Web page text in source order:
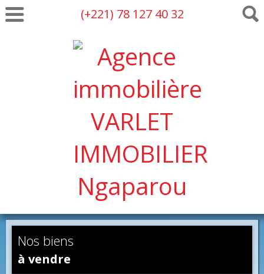
(+221) 78 127 40 32
Nos biens
à vendre